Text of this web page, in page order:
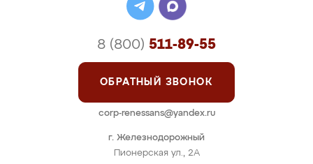
г. Железнодорожный
Пионерская ул., 2А
8 (800) 511-89-55
ОБРАТНЫЙ ЗВОНОК
corp-renessans@yandex.ru